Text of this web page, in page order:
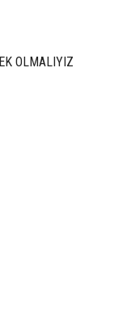
OLMALIYIZ